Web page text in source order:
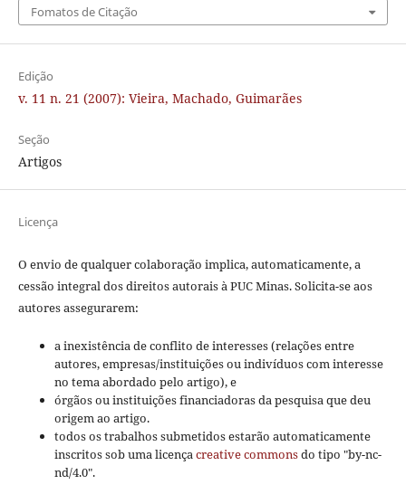
Fomatos de Citação
Edição
v. 11 n. 21 (2007): Vieira, Machado, Guimarães
Seção
Artigos
Licença
O envio de qualquer colaboração implica, automaticamente, a
cessão integral dos direitos autorais à PUC Minas. Solicita-se aos
autores assegurarem:
a inexistência de conflito de interesses (relações entre
autores, empresas/instituições ou indivíduos com interesse
no tema abordado pelo artigo), e
órgãos ou instituições financiadoras da pesquisa que deu
origem ao artigo.
todos os trabalhos submetidos estarão automaticamente
inscritos sob uma licençacreative commonsdo tipo "by-nc-
nd/4.0".